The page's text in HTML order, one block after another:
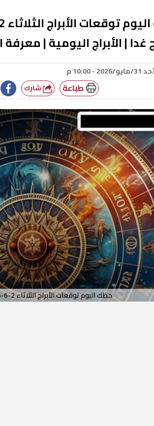
غدا | الأبراج اليومية | معرفة
2026 - 10:00 م
طباعة
حظك اليوم توقعات الأبراج الثلاثاء 2-6-2026 | ترتيب الأبراج